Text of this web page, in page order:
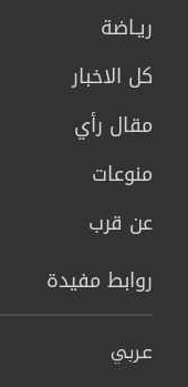
ريـاضة
كل الاخبار
مقال رأي
منوعات
عن قرب
روابط مفيدة
عربي